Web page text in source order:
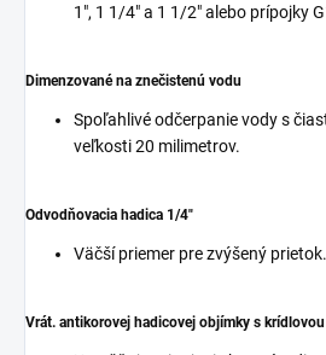
1", 1 1/4" a 1 1/2" alebo prípojky
Dimenzované na znečistenú vodu
Spoľahlivé odčerpanie vody s
veľkosti 20 milimetrov.
Odvodňovacia hadica 1/4"
Väčší priemer pre zvýšený prietok.
Vrát. antikorovej hadicovej objímky s